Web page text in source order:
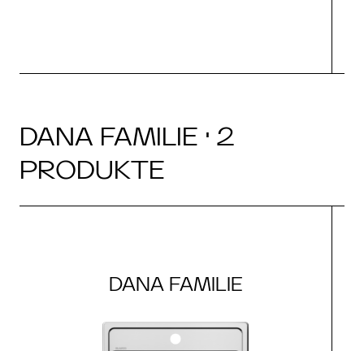
DANA FAMILIE · 2
PRODUKTE
DANA FAMILIE